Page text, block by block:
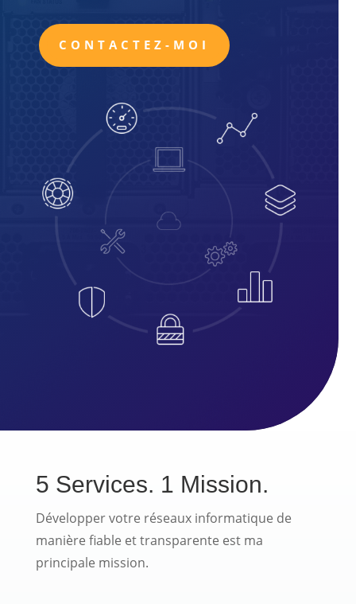
CONTACTEZ-MOI
5 Services. 1 Mission.
Développer votre réseaux informatique de
manière fiable et transparente est ma
principale mission.